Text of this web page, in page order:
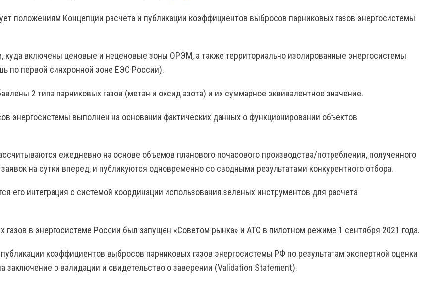
положениям Концепции расчета и публикации коэффициентов выбросов парниковых газов энергосистемы
куда включены ценовые и неценовые зоны ОРЭМ, а также территориально изолированные энергосистемы
по первой синхронной зоне ЕЭС России).
2 типа парниковых газов (метан и оксид азота) и их суммарное эквивалентное значение.
энергосистемы выполнен на основании фактических данных о функционировании объектов
ежедневно на основе объемов планового почасового производства/потребления, полученного
на сутки вперед, и публикуются одновременно со сводными результатами конкурентного отбора.
его интеграция с системой координации использования зеленых инструментов для расчета
в энергосистеме России был запущен «Советом рынка» и АТС в пилотном режиме 1 сентября 2021 года.
коэффициентов выбросов парниковых газов энергосистемы РФ по результатам экспертной оценки
о валидации и свидетельство о заверении (Validation Statement).